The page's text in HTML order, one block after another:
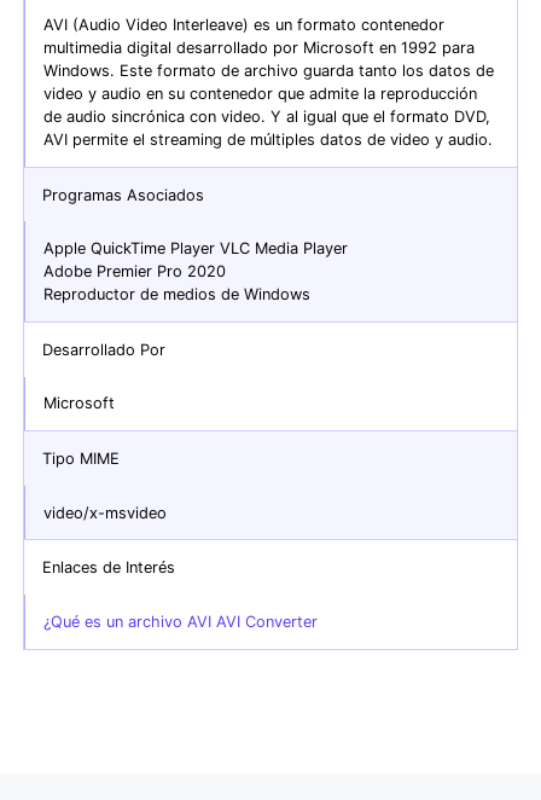
AVI (Audio Video Interleave) es un formato contenedor
multimedia digital desarrollado por Microsoft en 1992 para
Windows. Este formato de archivo guarda tanto los datos de
video y audio en su contenedor que admite la reproducción
de audio sincrónica con video. Y al igual que el formato DVD,
AVI permite el streaming de múltiples datos de video y audio.
Programas Asociados
Apple QuickTime Player VLC Media Player
Adobe Premier Pro 2020
Reproductor de medios de Windows
Desarrollado Por
Microsoft
Tipo MIME
video/x-msvideo
Enlaces de Interés
¿Qué es un archivo AVI AVI Converter